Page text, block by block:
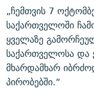
„ჩემთვის 7
საქართველოში
ყველაზე
საქართველოსა
მხარდამხარ
პირობებში.“